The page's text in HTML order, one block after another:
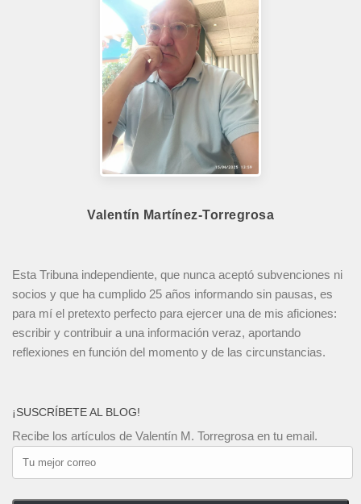
Valentín Martínez-Torregrosa
Esta Tribuna independiente, que nunca aceptó subvenciones ni
socios y que ha cumplido 25 años informando sin pausas, es
para mí el pretexto perfecto para ejercer una de mis aficiones:
escribir y contribuir a una información veraz, aportando
reflexiones en función del momento y de las circunstancias.
¡SUSCRÍBETE AL BLOG!
Recibe los artículos de Valentín M. Torregrosa en tu email.
mejor